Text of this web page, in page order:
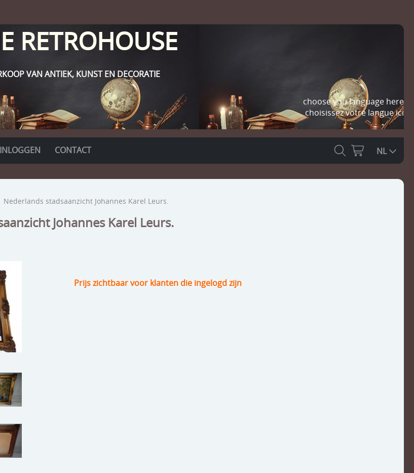
RETROHOUSE
VAN ANTIEK, KUNST EN DECORATIE
choose you language here
choisissez votre langue ici
CONTACT NL
Nederlands stadsaanzicht Johannes Karel Leurs.
Johannes Karel Leurs.
Prijs zichtbaar voor klanten die ingelogd zijn